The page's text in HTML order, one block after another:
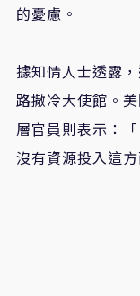
的憂慮。
據知情人士透露
路撒冷大使館。
層官員則表示：
沒有資源投入這方